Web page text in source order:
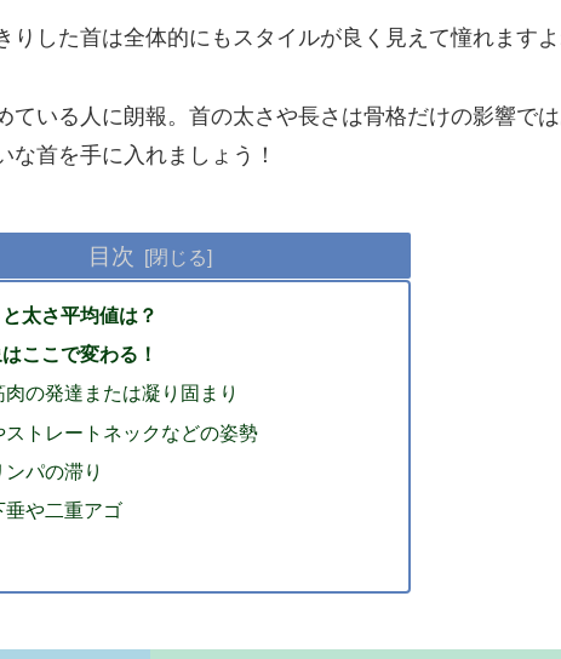
した首は全体的にもスタイルが良く見えて憧れますよ
いる人に朗報。首の太さや長さは骨格だけの影響では
首を手に入れましょう！
目次
太さ平均値は？
ここで変わる！
肉の発達または凝り固まり
ストレートネックなどの姿勢
パの滞り
垂や二重アゴ